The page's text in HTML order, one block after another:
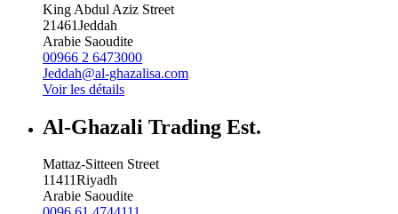
King Abdul Aziz Street
21461Jeddah
Arabie Saoudite
00966 2 6473000
Jeddah@al-ghazalisa.com
Voir les détails
Al-Ghazali Trading Est.
Mattaz-Sitteen Street
11411Riyadh
Arabie Saoudite